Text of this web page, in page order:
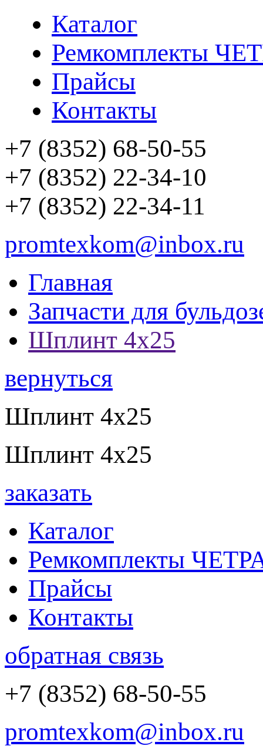
Каталог
Ремкомплекты
Прайсы
Контакты
+7 (8352) 68-50-55
+7 (8352) 22-34-10
+7 (8352) 22-34-11
promtexkom@inbox.ru
Главная
Запчасти для
Шплинт 4х25
вернуться
Шплинт 4х25
Шплинт 4х25
заказать
Каталог
Ремкомплекты
Прайсы
Контакты
обратная связь
+7 (8352) 68-50-55
promtexkom@inbox.ru